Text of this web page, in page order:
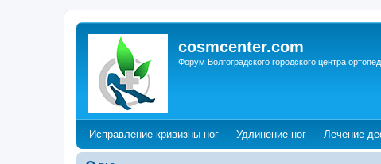
cosmcenter.com
Форум Волгоградского городского центра
Исправление кривизны ног(Opens a new tab)
Удлинение ног(Opens a new
Лечение